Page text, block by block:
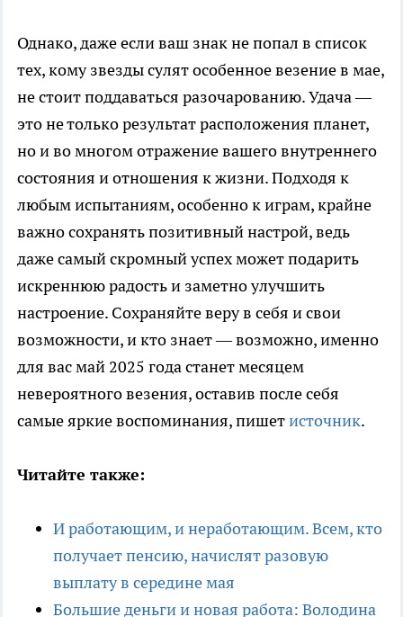
Однако, даже если ваш знак не попал в список
тех, кому звезды сулят особенное везение в мае,
не стоит поддаваться разочарованию. Удача —
это не только результат расположения планет,
но и во многом отражение вашего внутреннего
состояния и отношения к жизни. Подходя к
любым испытаниям, особенно к играм, крайне
важно сохранять позитивный настрой, ведь
даже самый скромный успех может подарить
искреннюю радость и заметно улучшить
настроение. Сохраняйте веру в себя и свои
возможности, и кто знает — возможно, именно
для вас май 2025 года станет месяцем
невероятного везения, оставив после себя
самые яркие воспоминания, пишетисточник.
Читайте также:
И работающим, и неработающим. Всем, кто
получает пенсию, начислят разовую
выплату в середине мая
Большие деньги и новая работа: Володина